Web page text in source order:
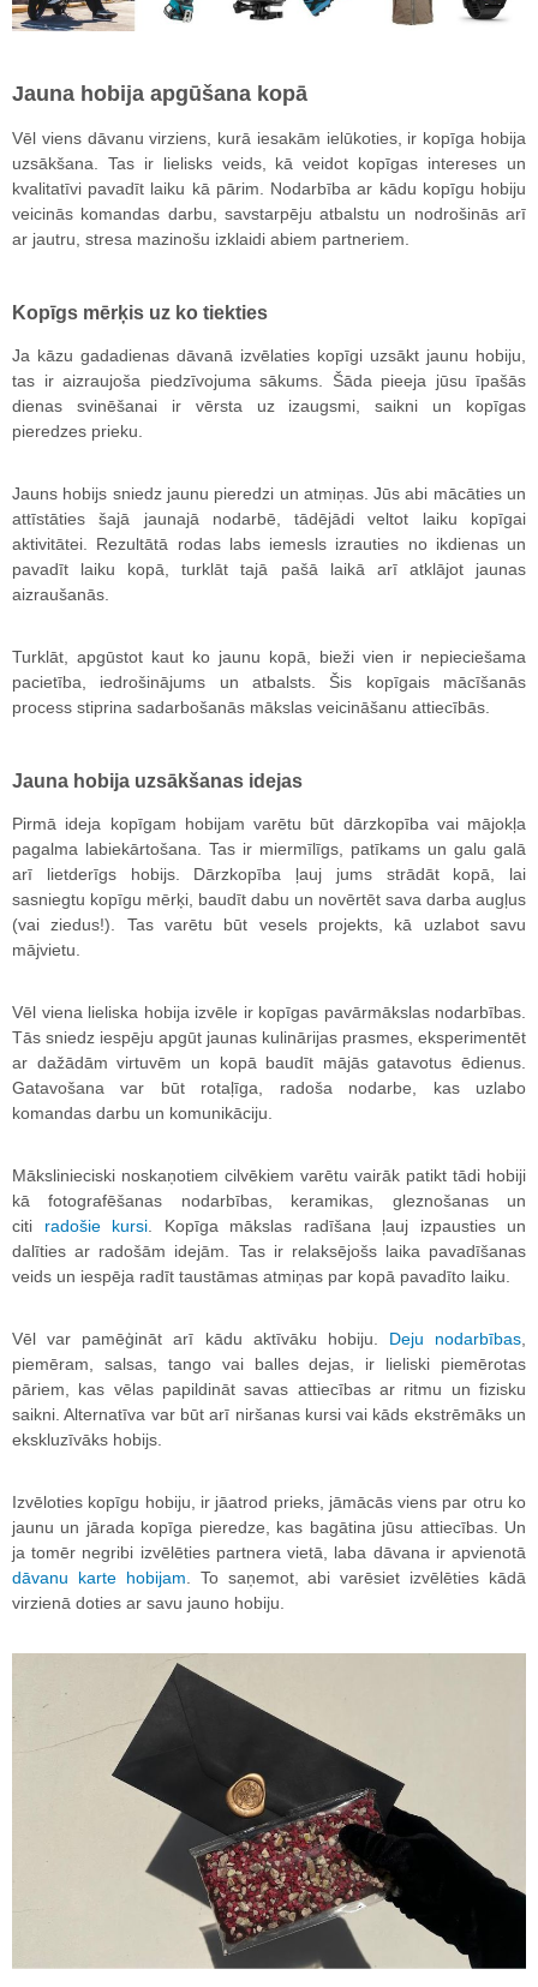
Jauna hobija apgūšana kopā
Vēl viens dāvanu virziens, kurā iesakām ielūkoties, ir kopīga hobija
uzsākšana. Tas ir lielisks veids, kā veidot kopīgas intereses un
kvalitatīvi pavadīt laiku kā pārim. Nodarbība ar kādu kopīgu hobiju
veicinās komandas darbu, savstarpēju atbalstu un nodrošinās arī
ar jautru, stresa mazinošu izklaidi abiem partneriem.
Kopīgs mērķis uz ko tiekties
Ja kāzu gadadienas dāvanā izvēlaties kopīgi uzsākt jaunu hobiju,
tas ir aizraujoša piedzīvojuma sākums. Šāda pieeja jūsu īpašās
dienas svinēšanai ir vērsta uz izaugsmi, saikni un kopīgas
pieredzes prieku.
Jauns hobijs sniedz jaunu pieredzi un atmiņas. Jūs abi mācāties un
attīstāties šajā jaunajā nodarbē, tādējādi veltot laiku kopīgai
aktivitātei. Rezultātā rodas labs iemesls izrauties no ikdienas un
pavadīt laiku kopā, turklāt tajā pašā laikā arī atklājot jaunas
aizraušanās.
Turklāt, apgūstot kaut ko jaunu kopā, bieži vien ir nepieciešama
pacietība, iedrošinājums un atbalsts. Šis kopīgais mācīšanās
process stiprina sadarbošanās mākslas veicināšanu attiecībās.
Jauna hobija uzsākšanas idejas
Pirmā ideja kopīgam hobijam varētu būt dārzkopība vai mājokļa
pagalma labiekārtošana. Tas ir miermīlīgs, patīkams un galu galā
arī lietderīgs hobijs. Dārzkopība ļauj jums strādāt kopā, lai
sasniegtu kopīgu mērķi, baudīt dabu un novērtēt sava darba augļus
(vai ziedus!). Tas varētu būt vesels projekts, kā uzlabot savu
mājvietu.
Vēl viena lieliska hobija izvēle ir kopīgas pavārmākslas nodarbības.
Tās sniedz iespēju apgūt jaunas kulinārijas prasmes, eksperimentēt
ar dažādām virtuvēm un kopā baudīt mājās gatavotus ēdienus.
Gatavošana var būt rotaļīga, radoša nodarbe, kas uzlabo
komandas darbu un komunikāciju.
Mākslinieciski noskaņotiem cilvēkiem varētu vairāk patikt tādi hobiji
kā fotografēšanas nodarbības, keramikas, gleznošanas un
citi radošie kursi . Kopīga mākslas radīšana ļauj izpausties un
dalīties ar radošām idejām. Tas ir relaksējošs laika pavadīšanas
veids un iespēja radīt taustāmas atmiņas par kopā pavadīto laiku.
Vēl var pamēģināt arī kādu aktīvāku hobiju. Deju nodarbības
piemēram, salsas, tango vai balles dejas, ir lieliski piemērotas
pāriem, kas vēlas papildināt savas attiecības ar ritmu un fizisku
saikni. Alternatīva var būt arī niršanas kursi vai kāds ekstrēmāks un
ekskluzīvāks hobijs.
Izvēloties kopīgu hobiju, ir jāatrod prieks, jāmācās viens par otru ko
jaunu un jārada kopīga pieredze, kas bagātina jūsu attiecības. Un
ja tomēr negribi izvēlēties partnera vietā, laba dāvana ir apvienotā
dāvanu karte hobijam . To saņemot, abi varēsiet izvēlēties kādā
virzienā doties ar savu jauno hobiju.